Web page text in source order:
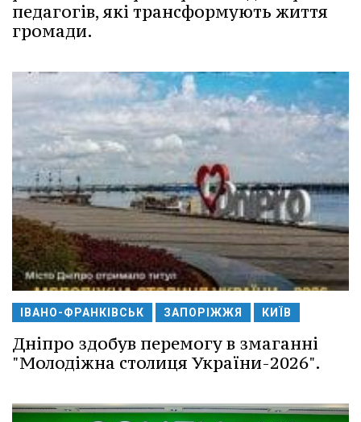
педагогів, які трансформують життя
громади.
ІВАНО-ФРАНКІВСЬК ЗАПОРІЖЖЯ КИЇВ
Дніпро здобув перемогу в змаганні
"Молодіжна столиця України-2026".